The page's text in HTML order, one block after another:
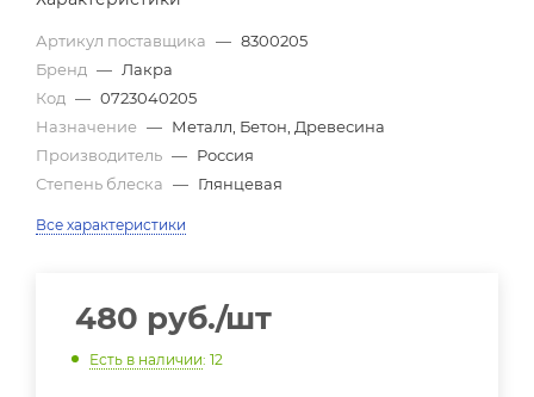
Артикул поставщика — 8300205
Бренд — Лакра
Код — 0723040205
Назначение — Металл, Бетон, Древесина
Производитель — Россия
Степень блеска — Глянцевая
Все характеристики
480 руб./шт
Есть в наличии: 12